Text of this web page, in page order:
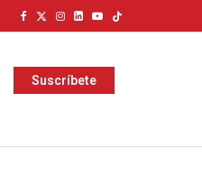
Suscríbete